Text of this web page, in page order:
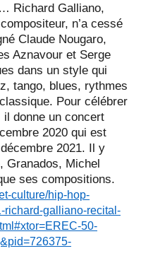
Richard Galliano,
n’a cessé
Claude Nougaro,
Aznavour et Serge
dans un style qui
tango, blues, rythmes
Pour célébrer
donne un concert
2020 qui est
2021. Il y
Granados, Michel
ses compositions.
culture/hip-hop-
richard-galliano-recital-
50-